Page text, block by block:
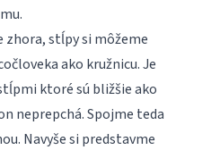
zhora, stĺpy si môžeme
ako kružnicu. Je
ktoré sú bližšie ako
neprepchá. Spojme teda
Navyše si predstavme